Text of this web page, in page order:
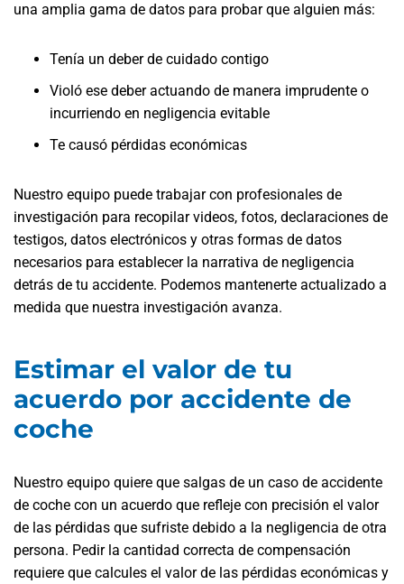
una amplia gama de datos para probar que alguien más:
Tenía un deber de cuidado contigo
Violó ese deber actuando de manera imprudente o
incurriendo en negligencia evitable
Te causó pérdidas económicas
Nuestro equipo puede trabajar con profesionales de
investigación para recopilar videos, fotos, declaraciones de
testigos, datos electrónicos y otras formas de datos
necesarios para establecer la narrativa de negligencia
detrás de tu accidente. Podemos mantenerte actualizado a
medida que nuestra investigación avanza.
Estimar el valor de tu
acuerdo por accidente de
coche
Nuestro equipo quiere que salgas de un caso de accidente
de coche con un acuerdo que refleje con precisión el valor
de las pérdidas que sufriste debido a la negligencia de otra
persona. Pedir la cantidad correcta de compensación
requiere que calcules el valor de las pérdidas económicas y